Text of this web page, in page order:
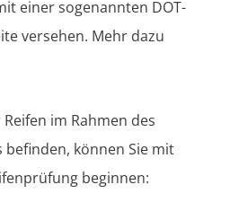
einer sogenannten DOT-
versehen. Mehr dazu
im Rahmen des
können Sie mit
beginnen: